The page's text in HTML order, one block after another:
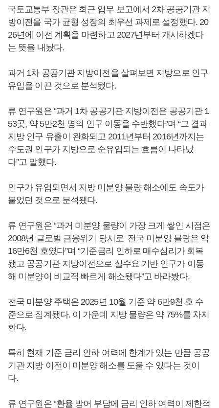
국토교통부 장관은 최근 업무 보고에서 2차 공공기관 지
방이전을 국가 균형 성장의 최우선 과제로 설정했다. 20
26년에 이전 계획을 마련하고 2027년부터 개시하겠다
는 뜻을 내놨다.
과거 1차 공공기관 지방이전을 살펴보면 지방으로 인구
유입을 이끈 것으로 분석됐다.
류 연구원은 “과거 1차 공공기관 지방이전은 공공기관 1
53곳, 약 5만2천 명의 인구 이동을 수반했다”며 “그 결과
지방 인구 유출이 완화되고 2011년부터 2016년까지는
수도권 인구가 지방으로 순유입되는 흐름이 나타났
다”고 말했다.
인구가 유입되면서 지방 미분양 물량 해소에도 속도가
붙었던 것으로 분석됐다.
류 연구원은 “과거 미분양 물량이 가장 크게 쌓인 시점은
2008년 글로벌 금융위기 당시로 전국 미분양 물량은 약
16만6천 호였다”며 “기준금리 인하로 매수심리가 회복
됐고 공공기관 지방이전으로 실수요 기반 인구가 이동
해 미분양이 비교적 빠르게 해소됐다”고 바라봤다.
전국 미분양 주택은 2025년 10월 기준 약 6만9천 호 수
준으로 집계됐다. 이 가운데 지방 물량은 약 75%를 차지
한다.
특히 현재 기준 금리 인하 여력에 한계가 있는 만큼 공공
기관 지방 이전이 미분양 해소를 도울 수 있다는 것이
다.
류 연구원은 “환율 방어 부담에 금리 인하 여력이 제한적